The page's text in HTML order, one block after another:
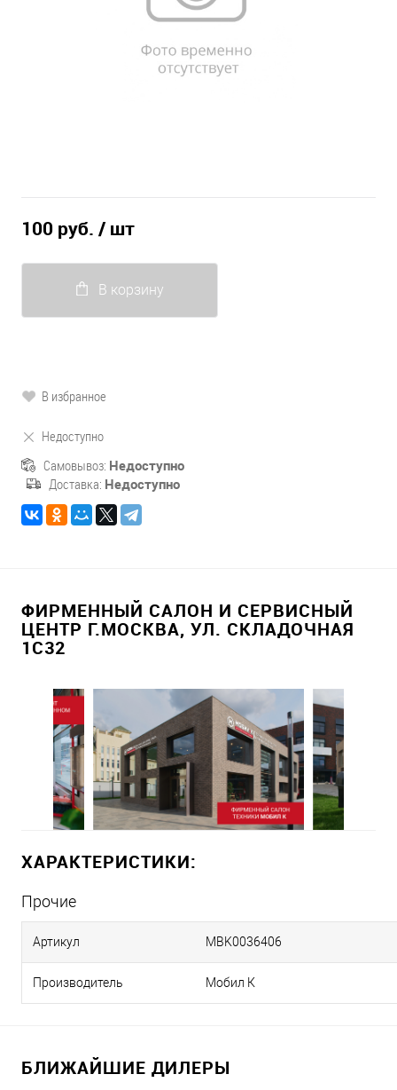
100 руб. / шт
В корзину
В избранное
Недоступно
Самовывоз: Недоступно
Доставка: Недоступно
ФИРМЕННЫЙ САЛОН И СЕРВИСНЫЙ
ЦЕНТР Г.МОСКВА, УЛ. СКЛАДОЧНАЯ
1С32
ХАРАКТЕРИСТИКИ:
Прочие
Артикул MBK0036406
Производитель Мобил К
БЛИЖАЙШИЕ ДИЛЕРЫ